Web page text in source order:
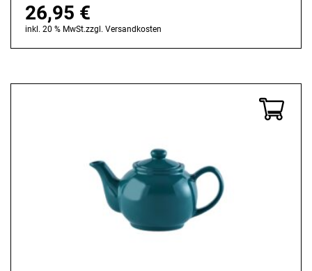
26,95 €
inkl. 20 % MwSt.zzgl. Versandkosten